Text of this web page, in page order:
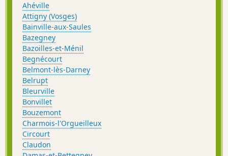
Ahéville
Attigny (Vosges)
Bainville-aux-Saules
Bazegney
Bazoilles-et-Ménil
Begnécourt
Belmont-lès-Darney
Belrupt
Bleurville
Bonvillet
Bouzemont
Charmois-l'Orgueilleux
Circourt
Claudon